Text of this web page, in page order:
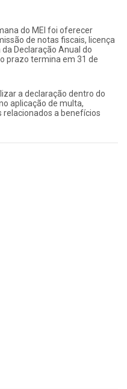
do MEI foi oferecer
de notas fiscais, licença
Declaração Anual do
prazo termina em 31 de
a declaração dentro do
aplicação de multa,
relacionados a benefícios